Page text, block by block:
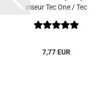
viseur Tec One / Tec
7,77 EUR